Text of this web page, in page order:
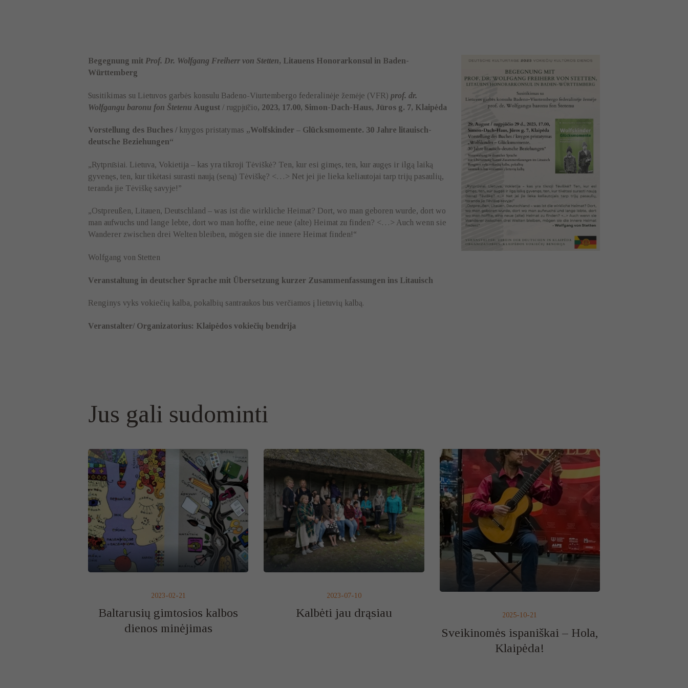
Begegnung mit Prof. Dr. Wolfgang Freiherr von Stetten, Litauens Honorarkonsul in Baden-
Württemberg
Susitikimas su Lietuvos garbės konsulu Badeno-Viurtembergo federalinėje žemėje (VFR) prof. dr.
Wolfgangu baronu fon Štetenu August/ rugpjūčio, 2023, 17.00, Simon-Dach-Haus, Jūros g. 7, Klaipėda
Vorstellung des Buches / knygos pristatymas „Wolfskinder – Glücksmomente. 30 Jahre litauisch-
deutsche Beziehungen“
„Rytprūsiai. Lietuva, Vokietija – kas yra tikroji Tėviškė? Ten, kur esi gimęs, ten, kur augęs ir ilgą laiką
gyvenęs, ten, kur tikėtasi surasti naują (seną) Tėviškę? <…> Net jei jie lieka keliautojai tarp trijų pasaulių,
teranda jie Tėviškę savyje!”
„Ostpreußen, Litauen, Deutschland – was ist die wirkliche Heimat? Dort, wo man geboren wurde, dort wo
man aufwuchs und lange lebte, dort wo man hoffte, eine neue (alte) Heimat zu finden? <…> Auch wenn sie
Wanderer zwischen drei Welten bleiben, mögen sie die innere Heimat finden!“
Wolfgang von Stetten
Veranstaltung in deutscher Sprache mit Übersetzung kurzer Zusammenfassungen ins Litauisch
Renginys vyks vokiečių kalba, pokalbių santraukos bus verčiamos į lietuvių kalbą.
Veranstalter/ Organizatorius: Klaipėdos vokiečių bendrija
Jus gali sudominti
2023-02-21
Baltarusių gimtosios kalbos
dienos minėjimas
2023-07-10
Kalbėti jau drąsiau 2025-10-21
Sveikinomės ispaniškai – Hola,
Klaipėda!